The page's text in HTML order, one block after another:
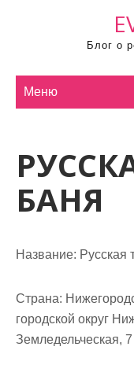
Блог о
Меню
БАНЯ
Название: Русская
Страна:
городской округ
Земледельческая, 7